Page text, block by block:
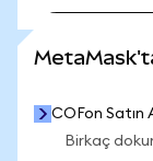
COFon Satın
Birkaç